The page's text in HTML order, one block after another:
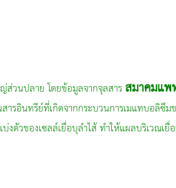
ส่วนปลาย โดยข้อมูลจากจุลสารสมาคมแ
ารอินทรีย์ที่เกิดจากกระบวนการเมแทบอลิซึม
ตัวของเซลล์เยื่อบุลำไส้ ทำให้แผลบริเวณเยื่